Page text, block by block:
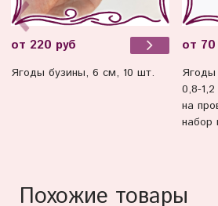
от 220 руб
Ягоды бузины, 6 см, 10 шт.
от 70
Ягоды
0,8-
на
набор
Похожие товары